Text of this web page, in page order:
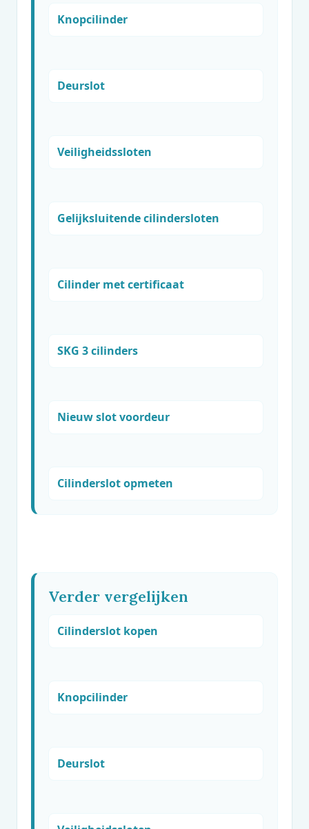
Knopcilinder
Deurslot
Veiligheidssloten
Gelijksluitende cilindersloten
Cilinder met certificaat
SKG 3 cilinders
Nieuw slot voordeur
Cilinderslot opmeten
Verder vergelijken
Cilinderslot kopen
Knopcilinder
Deurslot